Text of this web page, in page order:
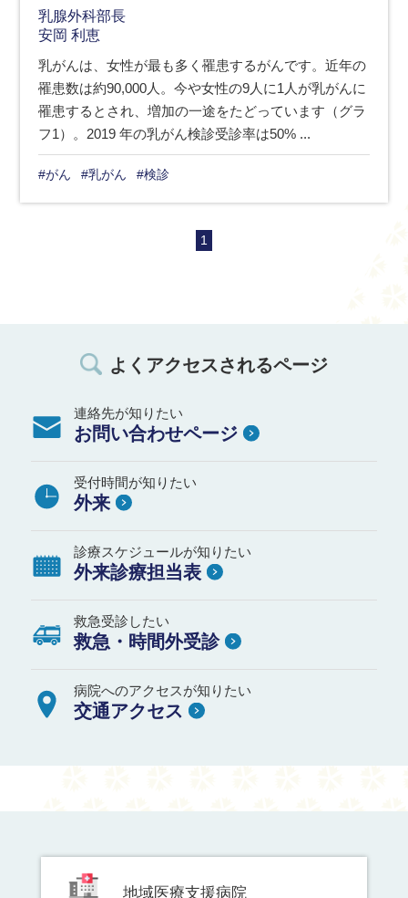
乳腺外科部長
安岡 利恵
乳がんは、女性が最も多く罹患するがんです。近年の
罹患数は約90,000人。今や女性の9人に1人が乳がんに
罹患するとされ、増加の一途をたどっています（グラ
フ1）。2019 年の乳がん検診受診率は50% ...
#がん #乳がん #検診
1
よくアクセスされるページ
連絡先が知りたい
お問い合わせページ
受付時間が知りたい
外来
診療スケジュールが知りたい
外来診療担当表
救急受診したい
救急・時間外受診
病院へのアクセスが知りたい
交通アクセス
地域医療支援病院